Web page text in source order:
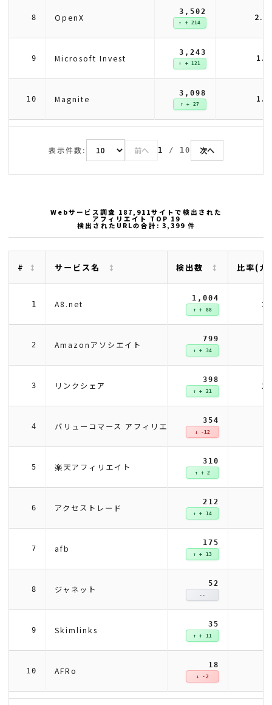
8 OpenX
3,502
↑ + 214
9 Microsoft Invest
3,243
↑ + 121
10 Magnite
3,098
↑ + 27
表示件数: 前へ 1 / 10 次へ
Webサービス調査 187,911サイトで検出された
アフィリエイト TOP 19
検出されたURLの合計: 3,399 件
# サービス名 検出数 比率(
1 A8.net
1,004
↑ + 88
2 Amazonアソシエイト
799
↑ + 34
3 リンクシェア
398
↑ + 21
4 バリューコマース アフィリエイト
354
↓ -12
5 楽天アフィリエイト
310
↑ + 2
6 アクセストレード
212
↑ + 14
7 afb
175
↑ + 13
8 ジャネット
52
--
9 Skimlinks
35
↑ + 11
10 AFRo
18
↓ -2